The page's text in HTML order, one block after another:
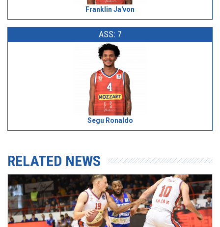
Franklin Ja'von
ASS: 7
Segu Ronaldo
RELATED NEWS